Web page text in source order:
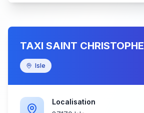
TAXI SAINT CHRISTOPHE
Isle
Localisation